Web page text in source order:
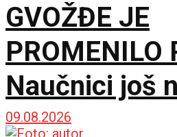
GVOŽĐE JE
PROMENILO
Naučnici još
šta ga je
09.08.2026